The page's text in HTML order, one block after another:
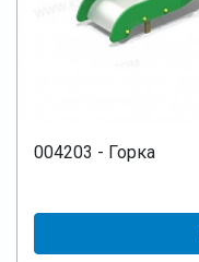
004203 - Горка